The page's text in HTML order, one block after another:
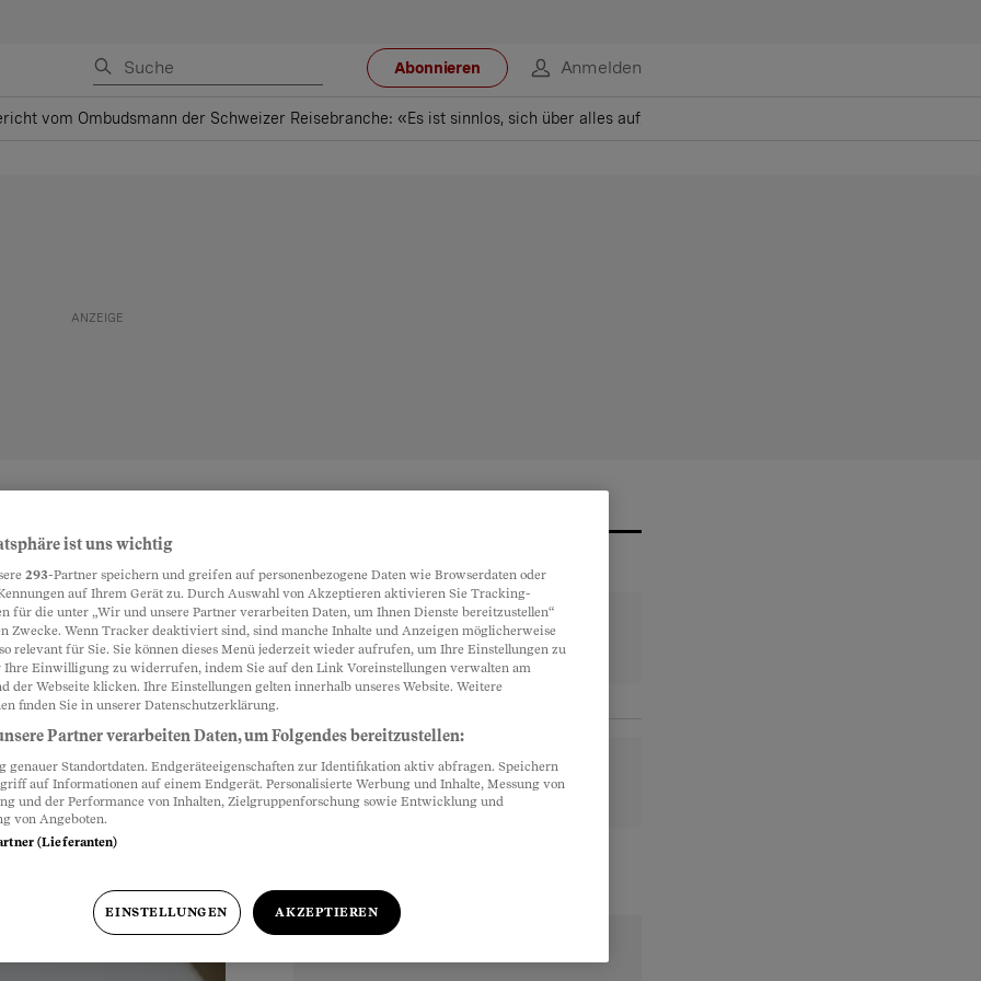
Abonnieren Anmelden
vom Ombudsmann der Schweizer Reisebranche: «Es ist sinnlos, sich über alles aufzuregen»
Reisebranche. Sein
und gelassen
ist uns wichtig
293-Partner speichern und greifen auf personenbezogene Daten wie Browserdaten oder
auf Ihrem Gerät zu. Durch Auswahl von Akzeptieren aktivieren Sie Tracking-
für die unter „Wir und unsere Partner verarbeiten Daten, um Ihnen Dienste bereitzustellen“
Zwecke. Wenn Tracker deaktiviert sind, sind manche Inhalte und Anzeigen möglicherweise
relevant für Sie. Sie können dieses Menü jederzeit wieder aufrufen, um Ihre Einstellungen zu
Ihre Einwilligung zu widerrufen, indem Sie auf den Link Voreinstellungen verwalten am
der Webseite klicken. Ihre Einstellungen gelten innerhalb unseres Website. Weitere
finden Sie in unserer Datenschutzerklärung.
Partner verarbeiten Daten, um Folgendes bereitzustellen:
genauer Standortdaten. Endgeräteeigenschaften zur Identifikation aktiv abfragen. Speichern
auf Informationen auf einem Endgerät. Personalisierte Werbung und Inhalte, Messung von
und der Performance von Inhalten, Zielgruppenforschung sowie Entwicklung und
von Angeboten.
(Lieferanten)
EINSTELLUNGEN AKZEPTIEREN